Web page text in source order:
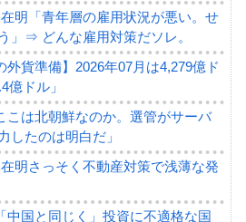
明「青年層の雇用状況が悪い。せ
」⇒ どんな雇用対策だソレ。
外貨準備】2026年07月は4,279億ド
億ドル」
こは北朝鮮なのか。選管がサーバ
したのは明白だ」
明さっそく不動産対策で浅薄な発
中国と同じく」投資に不適格な国